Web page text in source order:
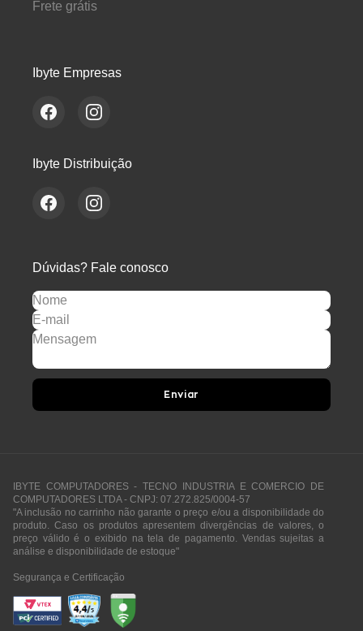
Frete grátis
Ibyte Empresas
Ibyte Distribuição
Dúvidas? Fale conosco
Enviar
IBYTE COMPUTADORES - TECNO INDUSTRIA E COMERCIO DE
COMPUTADORES LTDA - CNPJ: 07.272.825/0004-57
"A inclusão no carrinho não garante o preço e/ou a disponibilidade do
produto. Caso os produtos apresentem divergências de valores, o
preço válido é o exibido na tela de pagamento. Vendas sujeitas a
análise e disponibilidade de estoque"
Segurança e Certificação